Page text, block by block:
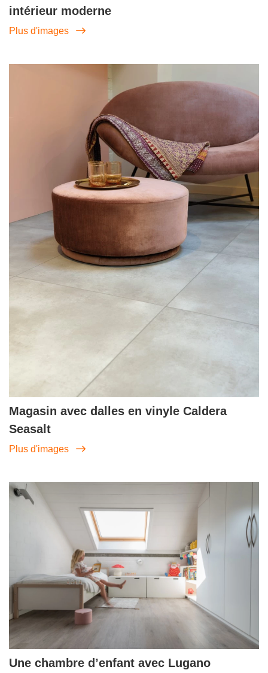
intérieur moderne
Plus d'images
Magasin avec dalles en vinyle Caldera
Seasalt
Plus d'images
Une chambre d’enfant avec Lugano